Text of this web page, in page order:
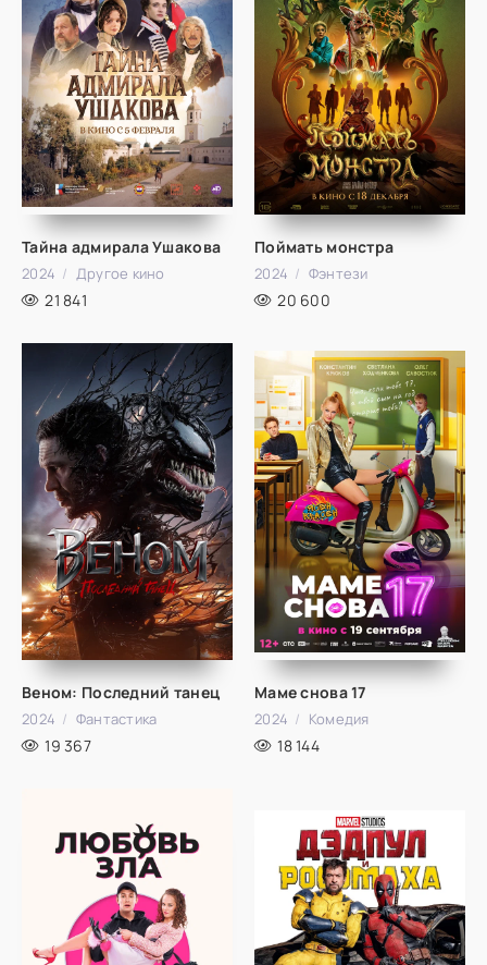
Тайна адмирала Ушакова
2024 Другое кино
21 841
Поймать монстра
2024 Фэнтези
20 600
Веном: Последний танец
2024 Фантастика
19 367
Маме снова 17
2024 Комедия
18 144